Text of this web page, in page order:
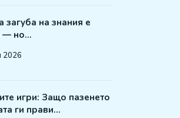
загуба на знания е
— но…
2026
игри: Защо пазенето
ги прави…